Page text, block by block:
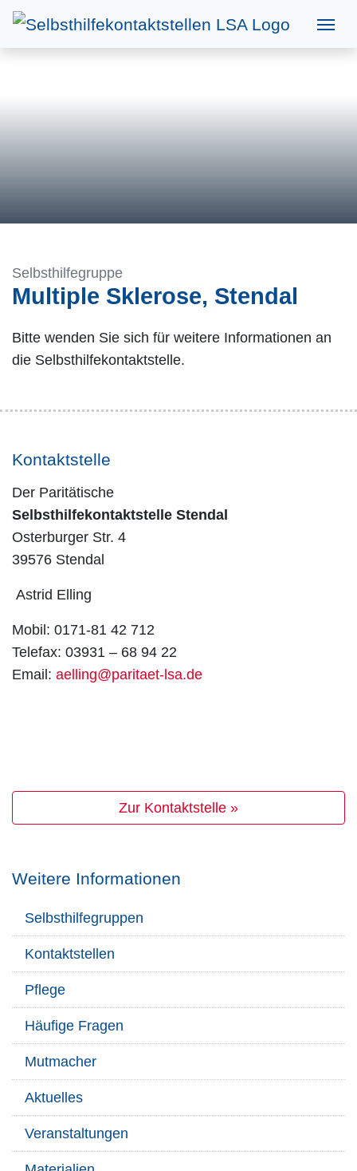
Selbsthilfegruppe
Multiple Sklerose, Stendal
Bitte wenden Sie sich für weitere Informationen an
die Selbsthilfekontaktstelle.
Kontaktstelle
Der Paritätische
Selbsthilfekontaktstelle Stendal
Osterburger Str. 4
39576 Stendal
Astrid Elling
Mobil: 0171-81 42 712
Telefax: 03931 – 68 94 22
Email: aelling@paritaet-lsa.de
Zur Kontaktstelle »
Weitere Informationen
Selbsthilfegruppen
Kontaktstellen
Pflege
Häufige Fragen
Mutmacher
Aktuelles
Veranstaltungen